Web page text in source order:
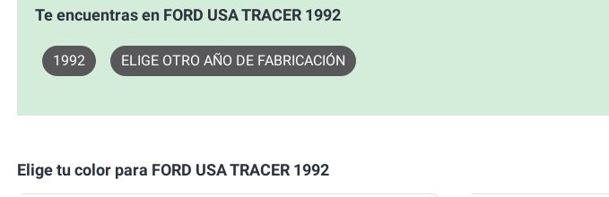
Te encuentras en FORD USA TRACER 1992
1992 ELIGE OTRO AÑO DE FABRICACIÓN
Elige tu color para FORD USA TRACER 1992